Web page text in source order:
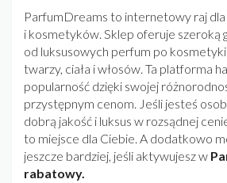
ParfumDreams to internetowy raj
i kosmetyków. Sklep oferuje szeroką
od luksusowych perfum po
twarzy, ciała i włosów. Ta platforma
popularność dzięki swojej
przystępnym cenom. Jeśli jesteś
dobrą jakość i luksus w rozsądnej
to miejsce dla Ciebie. A dodatkowo
jeszcze bardziej, jeśli aktywujesz w
rabatowy.